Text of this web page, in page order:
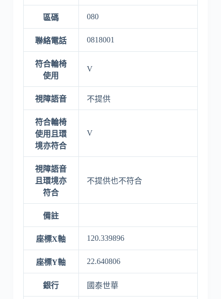
區碼 080
聯絡電話 0818001
符合輪椅
使用
V
視障語音 不提供
符合輪椅
使用且環
境亦符合
V
視障語音
且環境亦
符合
不提供也不符合
備註
座標X軸 120.339896
座標Y軸 22.640806
銀行 國泰世華